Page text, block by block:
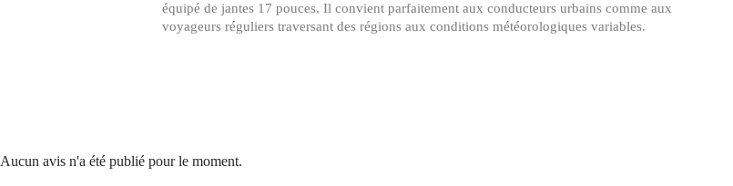
équipé de jantes 17 pouces. Il convient parfaitement aux conducteurs urbains comme aux
voyageurs réguliers traversant des régions aux conditions météorologiques variables.
Aucun avis n'a été publié pour le moment.